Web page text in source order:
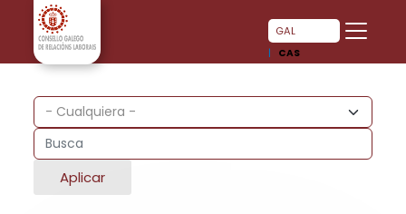
Pasar al contenido principal
GAL
CAS
Aplicar